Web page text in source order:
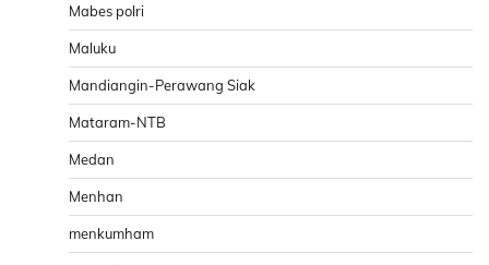
Mabes polri
Maluku
Mandiangin-Perawang Siak
Mataram-NTB
Medan
Menhan
menkumham